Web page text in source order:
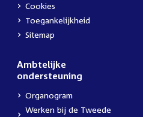
Cookies
Toegankelijkheid
Sitemap
Ambtelijke
ondersteuning
Organogram
Werken bij de Tweede